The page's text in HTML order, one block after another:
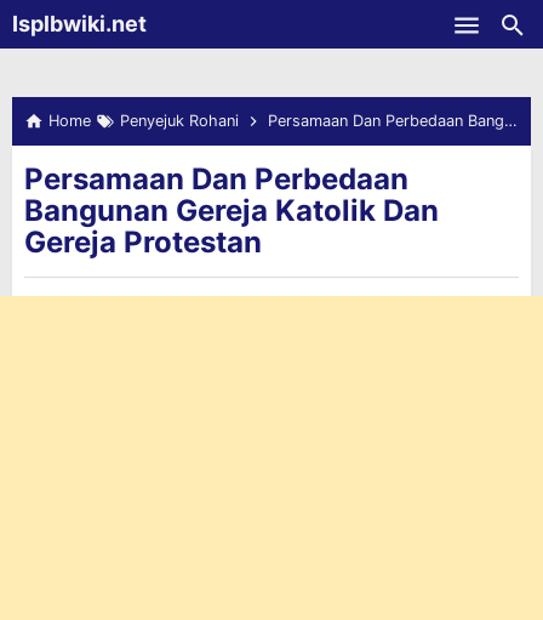
-->Isplbwiki.net
Home Penyejuk Rohani Persamaan Dan Perbedaan Bangunan Gereja Katolik Dan Gereja Protestan
Persamaan Dan Perbedaan
Bangunan Gereja Katolik Dan
Gereja Protestan